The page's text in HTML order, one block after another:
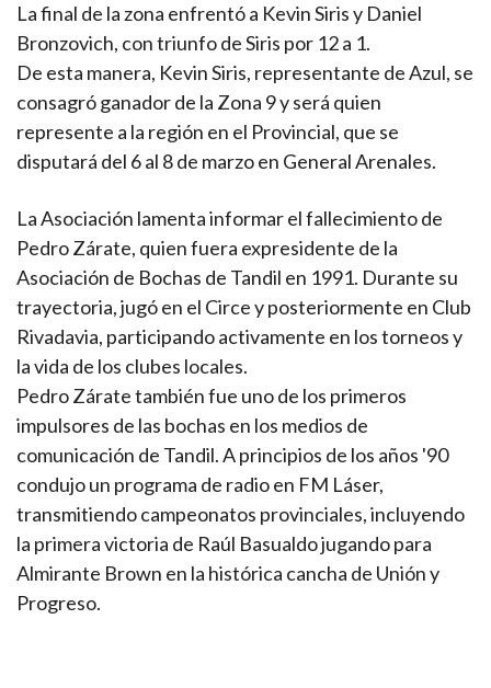
La final de la zona enfrentó a Kevin Siris y Daniel
Bronzovich, con triunfo de Siris por 12 a 1.
De esta manera, Kevin Siris, representante de Azul, se
consagró ganador de la Zona 9 y será quien
represente a la región en el Provincial, que se
disputará del 6 al 8 de marzo en General Arenales.
La Asociación lamenta informar el fallecimiento de
Pedro Zárate, quien fuera expresidente de la
Asociación de Bochas de Tandil en 1991. Durante su
trayectoria, jugó en el Circe y posteriormente en Club
Rivadavia, participando activamente en los torneos y
la vida de los clubes locales.
Pedro Zárate también fue uno de los primeros
impulsores de las bochas en los medios de
comunicación de Tandil. A principios de los años '90
condujo un programa de radio en FM Láser,
transmitiendo campeonatos provinciales, incluyendo
la primera victoria de Raúl Basualdo jugando para
Almirante Brown en la histórica cancha de Unión y
Progreso.